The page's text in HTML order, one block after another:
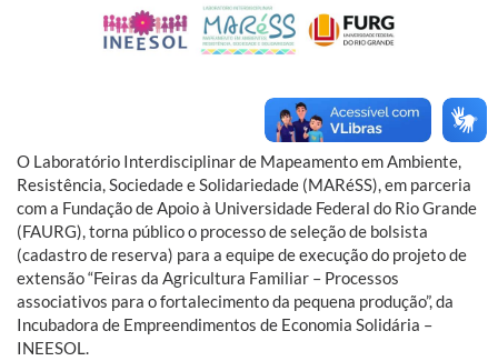
O Laboratório Interdisciplinar de Mapeamento em Ambiente,
Resistência, Sociedade e Solidariedade (MARéSS), em parceria
com a Fundação de Apoio à Universidade Federal do Rio Grande
(FAURG), torna público o processo de seleção de bolsista
(cadastro de reserva) para a equipe de execução do projeto de
extensão “Feiras da Agricultura Familiar – Processos
associativos para o fortalecimento da pequena produção”, da
Incubadora de Empreendimentos de Economia Solidária –
INEESOL.